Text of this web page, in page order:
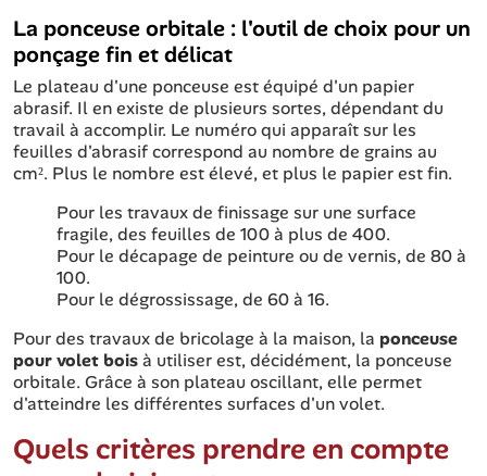
La ponceuse orbitale : l'outil de choix pour un
ponçage fin et délicat
Le plateau d'une ponceuse est équipé d'un papier
abrasif. Il en existe de plusieurs sortes, dépendant du
travail à accomplir. Le numéro qui apparaît sur les
feuilles d'abrasif correspond au nombre de grains au
cm². Plus le nombre est élevé, et plus le papier est fin.
Pour les travaux de finissage sur une surface
fragile, des feuilles de 100 à plus de 400.
Pour le décapage de peinture ou de vernis, de 80 à
100.
Pour le dégrossissage, de 60 à 16.
Pour des travaux de bricolage à la maison, la ponceuse
pour volet boisà utiliser est, décidément, la ponceuse
orbitale. Grâce à son plateau oscillant, elle permet
d'atteindre les différentes surfaces d'un volet.
Quels critères prendre en compte